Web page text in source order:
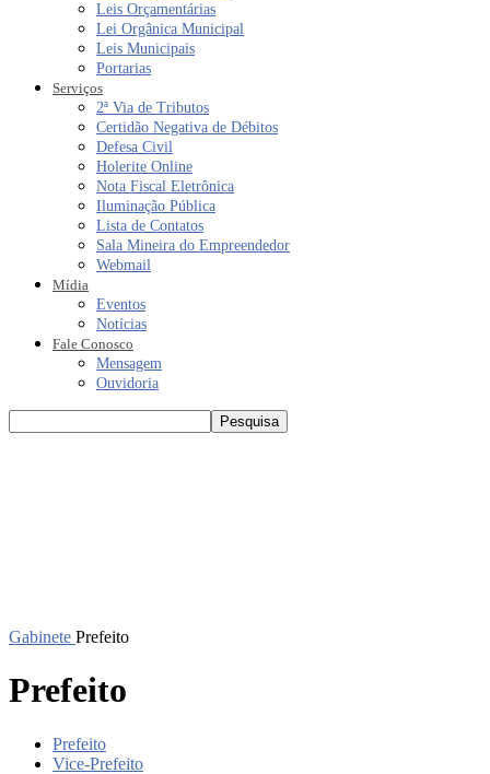
Leis Orçamentárias
Lei Orgânica Municipal
Leis Municipais
Portarias
Serviços
2ª Via de Tributos
Certidão Negativa de Débitos
Defesa Civil
Holerite Online
Nota Fiscal Eletrônica
Iluminação Pública
Lista de Contatos
Sala Mineira do Empreendedor
Webmail
Mídia
Eventos
Notícias
Fale Conosco
Mensagem
Ouvidoria
Gabinete Prefeito
Prefeito
Prefeito
Vice-Prefeito